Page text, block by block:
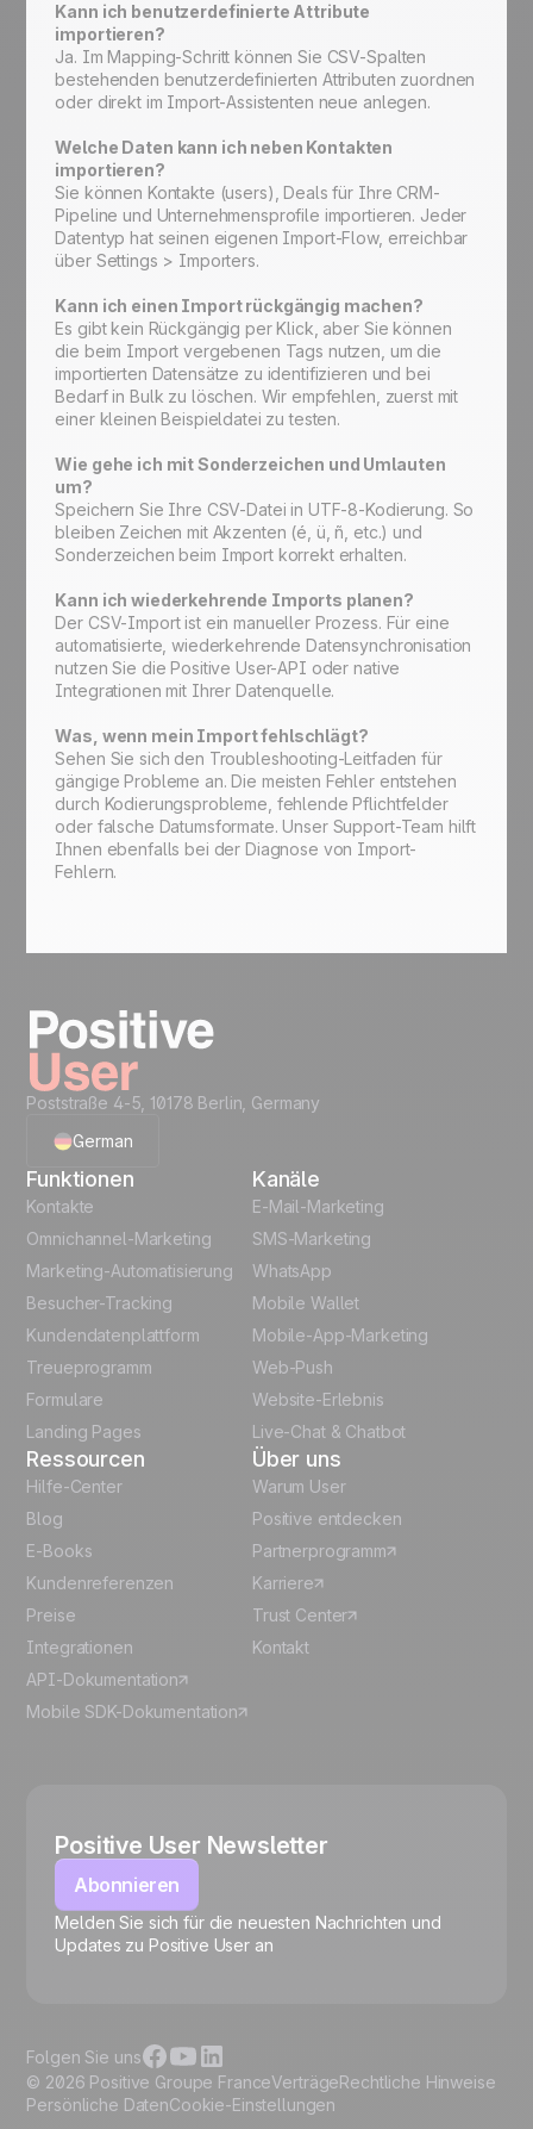
🍪
Cookies verwalten
Kann ich benutzerdefinierte Attribute
importieren?
Ja. Im Mapping-Schritt können Sie CSV-Spalten
bestehenden benutzerdefinierten Attributen zuordnen
oder direkt im Import-Assistenten neue anlegen.
Welche Daten kann ich neben Kontakten
importieren?
Sie können Kontakte (users), Deals für Ihre CRM-
Pipeline und Unternehmensprofile importieren. Jeder
Datentyp hat seinen eigenen Import-Flow, erreichbar
über Settings > Importers.
Kann ich einen Import rückgängig machen?
Es gibt kein Rückgängig per Klick, aber Sie können
die beim Import vergebenen Tags nutzen, um die
importierten Datensätze zu identifizieren und bei
Bedarf in Bulk zu löschen. Wir empfehlen, zuerst mit
einer kleinen Beispieldatei zu testen.
Wie gehe ich mit Sonderzeichen und Umlauten
um?
Speichern Sie Ihre CSV-Datei in UTF-8-Kodierung. So
bleiben Zeichen mit Akzenten (é, ü, ñ, etc.) und
Sonderzeichen beim Import korrekt erhalten.
Kann ich wiederkehrende Imports planen?
Der CSV-Import ist ein manueller Prozess. Für eine
automatisierte, wiederkehrende Datensynchronisation
nutzen Sie die Positive User-API oder native
Integrationen mit Ihrer Datenquelle.
Was, wenn mein Import fehlschlägt?
Sehen Sie sich den Troubleshooting-Leitfaden für
gängige Probleme an. Die meisten Fehler entstehen
durch Kodierungsprobleme, fehlende Pflichtfelder
oder falsche Datumsformate. Unser Support-Team hilft
Ihnen ebenfalls bei der Diagnose von Import-
Fehlern.
Poststraße 4-5, 10178 Berlin, Germany
German
English
Polish
Español
Funktionen
Kontakte
Omnichannel-Marketing
Marketing-Automatisierung
Besucher-Tracking
Kundendatenplattform
Treueprogramm
Formulare
Landing Pages
Kanäle
E-Mail-Marketing
SMS-Marketing
WhatsApp
Mobile Wallet
Mobile-App-Marketing
Web-Push
Website-Erlebnis
Live-Chat & Chatbot
Ressourcen
Hilfe-Center
Blog
E-Books
Kundenreferenzen
Preise
Integrationen
API-Dokumentation
Mobile SDK-Dokumentation
Über uns
Warum User
Positive entdecken
Partnerprogramm
Karriere
Trust Center
Kontakt
Positive User Newsletter
Abonnieren
Melden Sie sich für die neuesten Nachrichten und
Updates zu Positive User an
© 2026 Positive Groupe FranceVerträgeRechtliche Hinweise
Persönliche DatenCookie-Einstellungen
Folgen Sie uns